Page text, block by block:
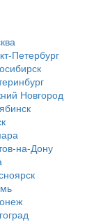
Петербург
Новгород
на-Дону